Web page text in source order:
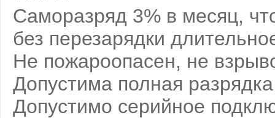
Саморазряд 3% в месяц,
без перезарядки
Не пожароопасен, не
Допустима полная разрядка
Допустимо серийное